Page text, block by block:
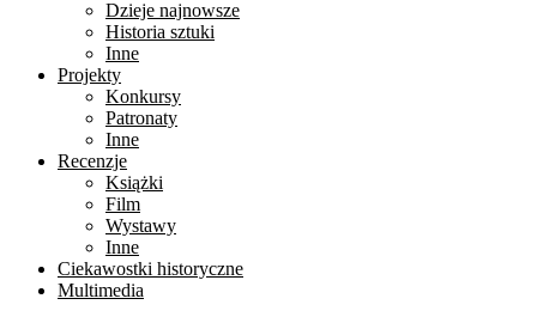
Dzieje najnowsze
Historia sztuki
Inne
Projekty
Konkursy
Patronaty
Inne
Recenzje
Książki
Film
Wystawy
Inne
Ciekawostki historyczne
Multimedia